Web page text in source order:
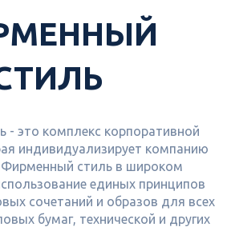
- это комплекс корпоративной
индивидуализирует компанию
Фирменный стиль в широком
единых принципов
сочетаний и образов для всех
бумаг, технической и других